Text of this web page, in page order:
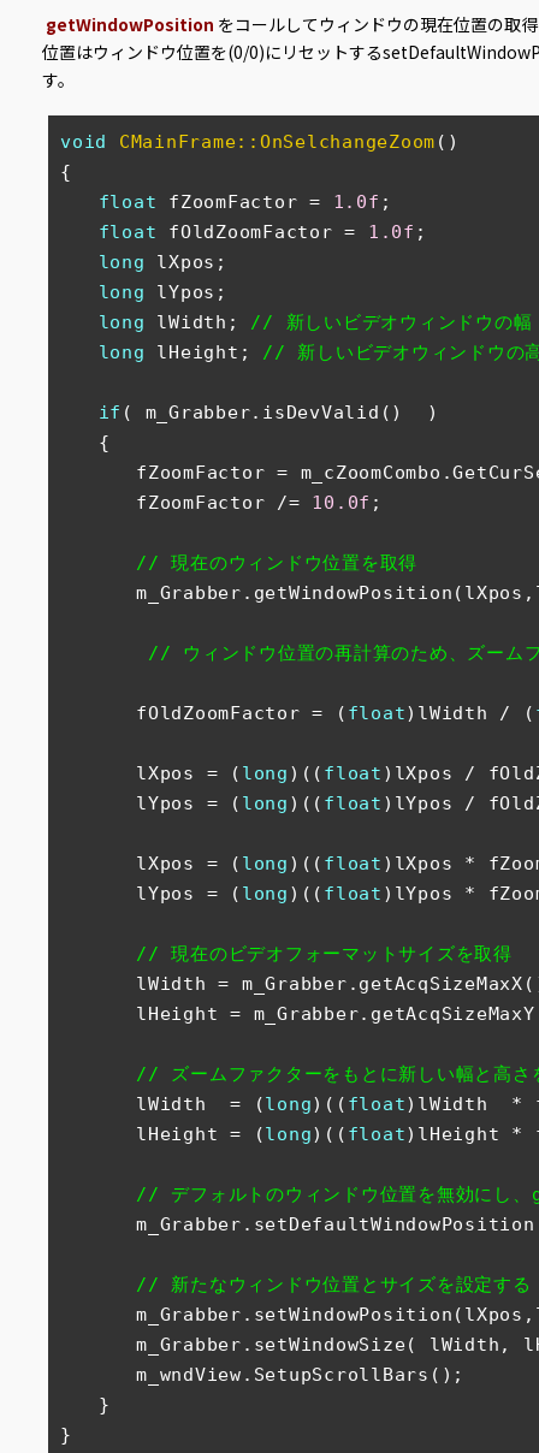
getWindowPosition をコールしてウィンドウの現在位置の取
位置はウィンドウ位置を(0/0)にリセットする
す。
void CMainFrame::OnSelchangeZoom ()
{
float fZoomFactor = 1.0f ;
float fOldZoomFactor = 1.0f ;
long lXpos;
long lYpos;
long lWidth; // 新しいビデオウィンドウの幅
long lHeight; // 新しいビデオウィンドウの
if ( m_Grabber.isDevValid()  )
{
fZoomFactor =
fZoomFactor /= 10.0f
// 現在のウィンドウ位置を取得
// ウィンドウ位置の再計算のため、ズーム
fOldZoomFactor = ( float)lWidth / (
lXpos = ( long )(( float )lXpos /
lYpos = ( long )(( float )lYpos /
lXpos = ( long )(( float )lXpos *
lYpos = ( long )(( float )lYpos *
// 現在のビデオフォーマットサイズを取得
lWidth =
lHeight =
// ズームファクターをもとに新しい幅と高さ
lWidth  = (long)(( float)lWidth  *
lHeight = (long)(( float)lHeight *
// デフォルトのウィンドウ位置を無効にし
// 新たなウィンドウ位置とサイズを設定する
m_Grabber.setWindowSize( lWidth,
m_wndView.SetupScrollBars();
}
}